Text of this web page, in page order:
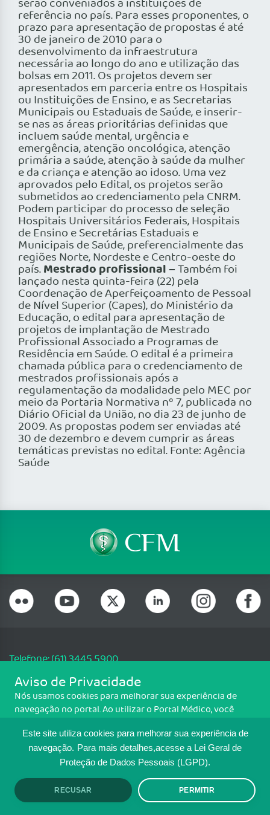
Este site utiliza cookies para melhorar sua experiência de
navegação. Para mais detalhes,acesse a Lei Geral de
Proteção de Dados Pessoais (LGPD).
RECUSAR PERMITIR
serão conveniados a instituições de
referência no país. Para esses proponentes, o
prazo para apresentação de propostas é até
30 de janeiro de 2010 para o
desenvolvimento da infraestrutura
necessária ao longo do ano e utilização das
bolsas em 2011. Os projetos devem ser
apresentados em parceria entre os Hospitais
ou Instituições de Ensino, e as Secretarias
Municipais ou Estaduais de Saúde, e inserir-
se nas as áreas prioritárias definidas que
incluem saúde mental, urgência e
emergência, atenção oncológica, atenção
primária a saúde, atenção à saúde da mulher
e da criança e atenção ao idoso. Uma vez
aprovados pelo Edital, os projetos serão
submetidos ao credenciamento pela CNRM.
Podem participar do processo de seleção
Hospitais Universitários Federais, Hospitais
de Ensino e Secretárias Estaduais e
Municipais de Saúde, preferencialmente das
regiões Norte, Nordeste e Centro-oeste do
país.Mestrado profissional –Também foi
lançado nesta quinta-feira (22) pela
Coordenação de Aperfeiçoamento de Pessoal
de Nível Superior (Capes), do Ministério da
Educação, o edital para apresentação de
projetos de implantação de Mestrado
Profissional Associado a Programas de
Residência em Saúde. O edital é a primeira
chamada pública para o credenciamento de
mestrados profissionais após a
regulamentação da modalidade pelo MEC por
meio da Portaria Normativa nº 7, publicada no
Diário Oficial da União, no dia 23 de junho de
2009. As propostas podem ser enviadas até
30 de dezembro e devem cumprir as áreas
temáticas previstas no edital. Fonte: Agência
Saúde
Telefone: (61) 3445 5900
Email: cfm@portalmedico.org.br
SGAS 616, Conjunto D, Lote 115, L2 Sul, Brasília/DF - CEP: 70200-760 -
CNPJ: 33.583.550/0001-30
MAPA DO SITE
TRANSPARÊNCIA E PRESTAÇÃO DE
CONTAS
Aviso de Privacidade
Nós usamos cookies para melhorar sua experiência de
navegação no portal. Ao utilizar o Portal Médico, você
Para ter mais informações sobre como isso é feito, acesse
Política de cookies. Se você concorda, clique em ACEITO.
ACEITO